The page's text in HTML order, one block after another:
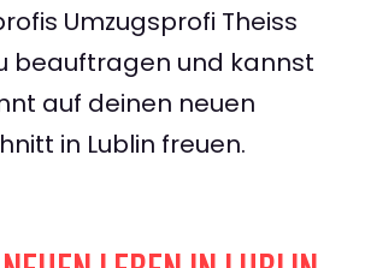
Umzugsprofi Theiss
beauftragen und kannst
auf deinen neuen
in Lublin freuen.